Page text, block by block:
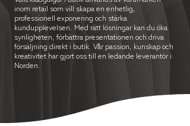
inom retail som vill skapa en enhetlig,
professionell exponering och stärka
kundupplevelsen. Med rätt lösningar kan du öka
synligheten, förbättra presentationen och driva
försäljning direkt i butik. Vår passion, kunskap och
kreativitet har gjort oss till en ledande leverantör i
Norden.